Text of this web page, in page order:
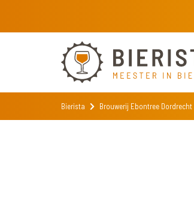
Bierista Brouwerij Ebontree Dordrecht